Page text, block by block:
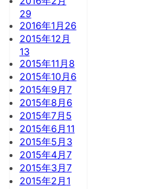
29
2016年1月 26
2015年12月
13
2015年11月 8
2015年10月 6
2015年9月7
2015年8月 6
2015年7月 5
2015年6月 11
2015年5月 3
2015年4月7
2015年3月7
2015年2月 1